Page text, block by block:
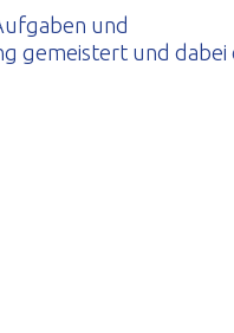
und
gemeistert und dabei